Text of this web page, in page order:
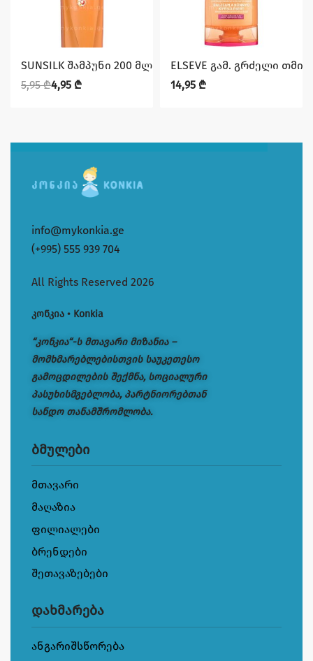
SUNSILK შამპუნი 200 მლ დაზიანებული თმის
5,95₾4,95 ₾
ELSEVE გამ. გრძელი
14,95 ₾
info@mykonkia.ge
(+995) 555 939 704
All Rights Reserved 2026
კონკია • Konkia
“კონკია“-ს მთავარი მიზანია –
მომხმარებლებისთვის საუკეთესო
გამოცდილების შექმნა, სოციალური
პასუხისმგებლობა, პარტნიორებთან
სანდო თანამშრომლობა.
ბმულები
მთავარი
მაღაზია
ფილიალები
ბრენდები
შეთავაზებები
დახმარება
ანგარიშსწორება